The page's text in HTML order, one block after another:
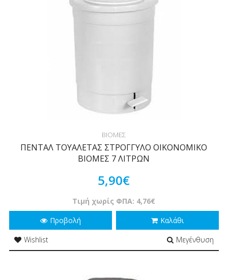
ΒΙΟΜΕΣ
ΠΕΝΤΑΛ ΤΟΥΑΛΕΤΑΣ ΣΤΡΟΓΓΥΛΟ ΟΙΚΟΝΟΜΙΚΟ
ΒΙΟΜΕΣ 7 ΛΙΤΡΩΝ
5,90€
Τιμή χωρίς ΦΠΑ: 4,76€
Προβολή
Καλάθι
Wishlist
Μεγένθυση